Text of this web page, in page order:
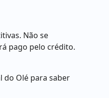
Não se
pago pelo crédito.
do Olé para saber